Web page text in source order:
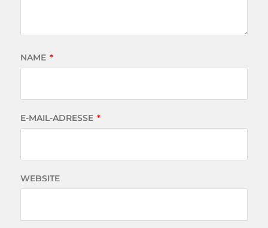
NAME *
E-MAIL-ADRESSE *
WEBSITE